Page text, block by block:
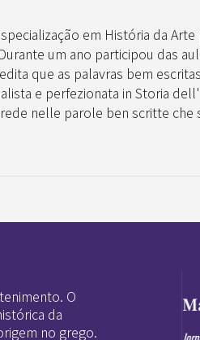
em História da
um ano participou das
que as palavras bem
e perfezionata in Storia
nelle parole ben scritte
O
da
no grego.